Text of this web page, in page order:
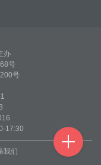
办
号
号
17:30
我们